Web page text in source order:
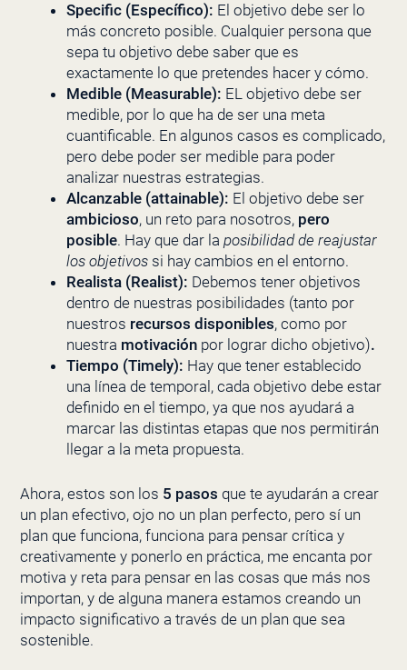
Specific (Específico): El objetivo debe ser lo
más concreto posible. Cualquier persona que
sepa tu objetivo debe saber que es
exactamente lo que pretendes hacer y cómo.
Medible (Measurable): EL objetivo debe ser
medible, por lo que ha de ser una meta
cuantificable. En algunos casos es complicado,
pero debe poder ser medible para poder
analizar nuestras estrategias.
Alcanzable (attainable): El objetivo debe ser
ambicioso, un reto para nosotros, pero
posible. Hay que dar la posibilidad de reajustar
los objetivossi hay cambios en el entorno.
Realista (Realist): Debemos tener objetivos
dentro de nuestras posibilidades (tanto por
nuestros recursos disponibles, como por
nuestra motivaciónpor lograr dicho objetivo).
Tiempo (Timely): Hay que tener establecido
una línea de temporal, cada objetivo debe estar
definido en el tiempo, ya que nos ayudará a
marcar las distintas etapas que nos permitirán
llegar a la meta propuesta.
Ahora, estos son los 5 pasos que te ayudarán a crear
un plan efectivo, ojo no un plan perfecto, pero sí un
plan que funciona, funciona para pensar crítica y
creativamente y ponerlo en práctica, me encanta por
motiva y reta para pensar en las cosas que más nos
importan, y de alguna manera estamos creando un
impacto significativo a través de un plan que sea
sostenible.